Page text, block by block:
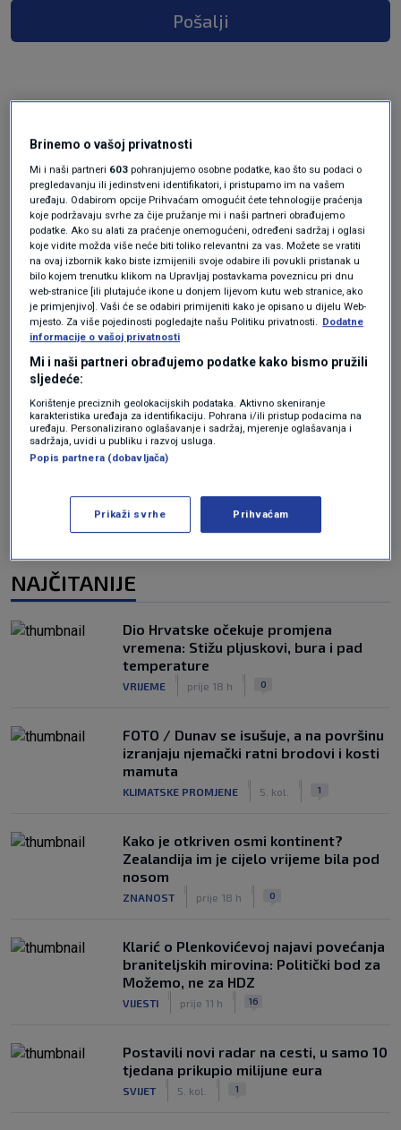
Pošalji
Oglas
Oglas
NAJČITANIJE
Dio Hrvatske očekuje promjena
vremena: Stižu pljuskovi, bura i pad
temperature
VRIJEME prije 18 h 0
FOTO / Dunav se isušuje, a na površinu
izranjaju njemački ratni brodovi i kosti
mamuta
KLIMATSKE PROMJENE 5. kol. 1
Kako je otkriven osmi kontinent?
Zealandija im je cijelo vrijeme bila pod
nosom
ZNANOST prije 18 h 0
Klarić o Plenkovićevoj najavi povećanja
braniteljskih mirovina: Politički bod za
Možemo, ne za HDZ
VIJESTI prije 11 h 16
Postavili novi radar na cesti, u samo 10
tjedana prikupio milijune eura
SVIJET 5. kol. 1
Brinemo o vašoj privatnosti
Mi i naši partneri 603 pohranjujemo osobne podatke, kao što su podaci o
pregledavanju ili jedinstveni identifikatori, i pristupamo im na vašem
uređaju. Odabirom opcije Prihvaćam omogućit ćete tehnologije praćenja
koje podržavaju svrhe za čije pružanje mi i naši partneri obrađujemo
podatke. Ako su alati za praćenje onemogućeni, određeni sadržaj i oglasi
koje vidite možda više neće biti toliko relevantni za vas. Možete se vratiti
na ovaj izbornik kako biste izmijenili svoje odabire ili povukli pristanak u
bilo kojem trenutku klikom na Upravljaj postavkama poveznicu pri dnu
web-stranice [ili plutajuće ikone u donjem lijevom kutu web stranice, ako
je primjenjivo]. Vaši će se odabiri primijeniti kako je opisano u dijelu Web-
mjesto. Za više pojedinosti pogledajte našu Politiku privatnosti. Dodatne
informacije o vašoj privatnosti
Mi i naši partneri obrađujemo podatke kako bismo pružili
sljedeće:
Korištenje preciznih geolokacijskih podataka. Aktivno skeniranje
karakteristika uređaja za identifikaciju. Pohrana i/ili pristup podacima na
uređaju. Personalizirano oglašavanje i sadržaj, mjerenje oglašavanja i
sadržaja, uvidi u publiku i razvoj usluga.
Popis partnera (dobavljača)
Prikaži svrhe Prihvaćam